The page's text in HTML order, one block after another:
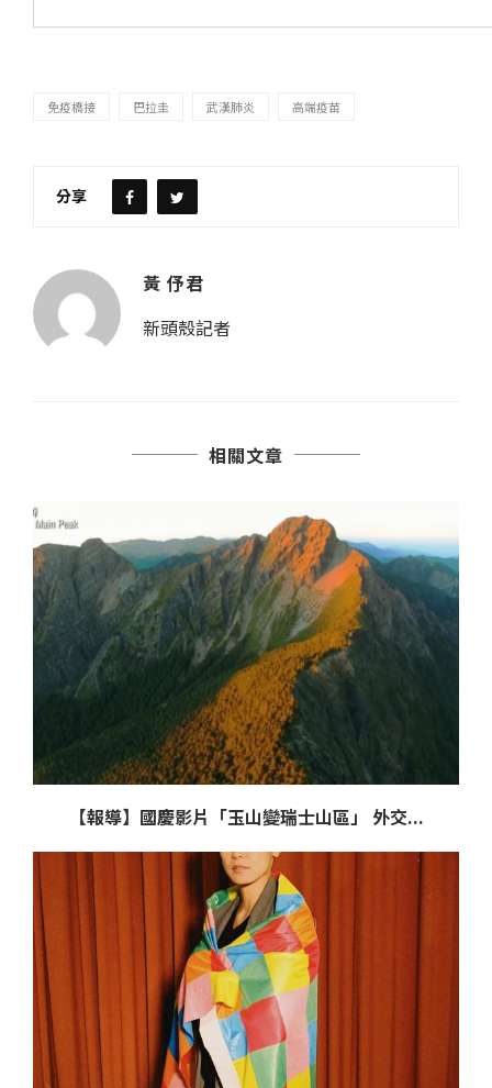
免疫橋接 巴拉圭 武漢肺炎 高端疫苗
分享
黃 伃君
新頭殼記者
相關文章
【報導】國慶影片「玉山變瑞士山區」 外交...